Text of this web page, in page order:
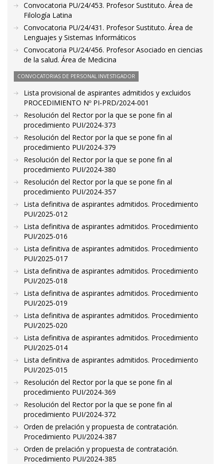
Convocatoria PU/24/453. Profesor Sustituto. Área de
Filología Latina
Convocatoria PU/24/431. Profesor Sustituto. Área de
Lenguajes y Sistemas Informáticos
Convocatoria PU/24/456. Profesor Asociado en ciencias
de la salud. Área de Medicina
CONVOCATORIAS DE PERSONAL INVESTIGADOR
Lista provisional de aspirantes admitidos y excluidos
PROCEDIMIENTO Nº PI-PRD/2024-001
Resolución del Rector por la que se pone fin al
procedimiento PUI/2024-373
Resolución del Rector por la que se pone fin al
procedimiento PUI/2024-379
Resolución del Rector por la que se pone fin al
procedimiento PUI/2024-380
Resolución del Rector por la que se pone fin al
procedimiento PUI/2024-357
Lista definitiva de aspirantes admitidos. Procedimiento
PUI/2025-012
Lista definitiva de aspirantes admitidos. Procedimiento
PUI/2025-016
Lista definitiva de aspirantes admitidos. Procedimiento
PUI/2025-017
Lista definitiva de aspirantes admitidos. Procedimiento
PUI/2025-018
Lista definitiva de aspirantes admitidos. Procedimiento
PUI/2025-019
Lista definitiva de aspirantes admitidos. Procedimiento
PUI/2025-020
Lista definitiva de aspirantes admitidos. Procedimiento
PUI/2025-014
Lista definitiva de aspirantes admitidos. Procedimiento
PUI/2025-015
Resolución del Rector por la que se pone fin al
procedimiento PUI/2024-369
Resolución del Rector por la que se pone fin al
procedimiento PUI/2024-372
Orden de prelación y propuesta de contratación.
Procedimiento PUI/2024-387
Orden de prelación y propuesta de contratación.
Procedimiento PUI/2024-385